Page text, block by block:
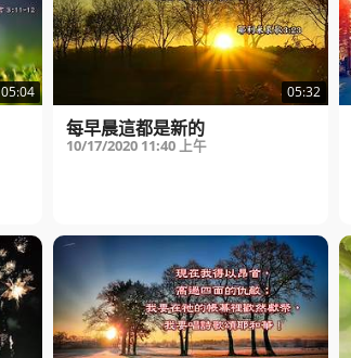
05:04 05:32
每早晨這都是新的
10/17/2020 11:40 上午